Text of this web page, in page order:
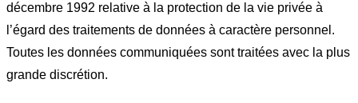
décembre 1992 relative à la protection de la vie privée à
l’égard des traitements de données à caractère personnel.
Toutes les données communiquées sont traitées avec la plus
grande discrétion.